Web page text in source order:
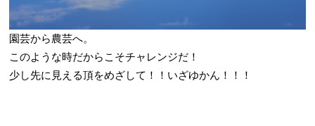
園芸から農芸へ。
このような時だからこそチャレンジだ！
少し先に見える頂をめざして！！いざゆかん！！！